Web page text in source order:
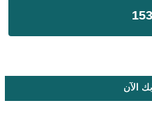
الآن